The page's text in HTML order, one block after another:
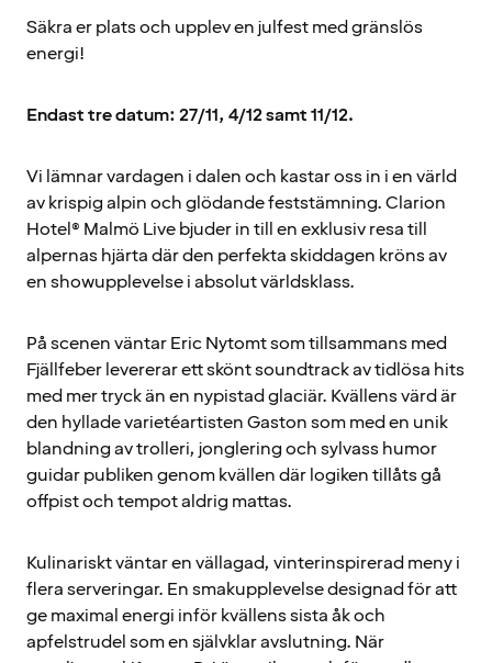
Säkra er plats och upplev en julfest med gränslös
energi!
Endast tre datum: 27/11, 4/12 samt 11/12.
Vi lämnar vardagen i dalen och kastar oss in i en värld
av krispig alpin och glödande feststämning. Clarion
Hotel® Malmö Live bjuder in till en exklusiv resa till
alpernas hjärta där den perfekta skiddagen kröns av
en showupplevelse i absolut världsklass.
På scenen väntar Eric Nytomt som tillsammans med
Fjällfeber levererar ett skönt soundtrack av tidlösa hits
med mer tryck än en nypistad glaciär. Kvällens värd är
den hyllade varietéartisten Gaston som med en unik
blandning av trolleri, jonglering och sylvass humor
guidar publiken genom kvällen där logiken tillåts gå
offpist och tempot aldrig mattas.
Kulinariskt väntar en vällagad, vinterinspirerad meny i
flera serveringar. En smakupplevelse designad för att
ge maximal energi inför kvällens sista åk och
apfelstrudel som en självklar avslutning. När